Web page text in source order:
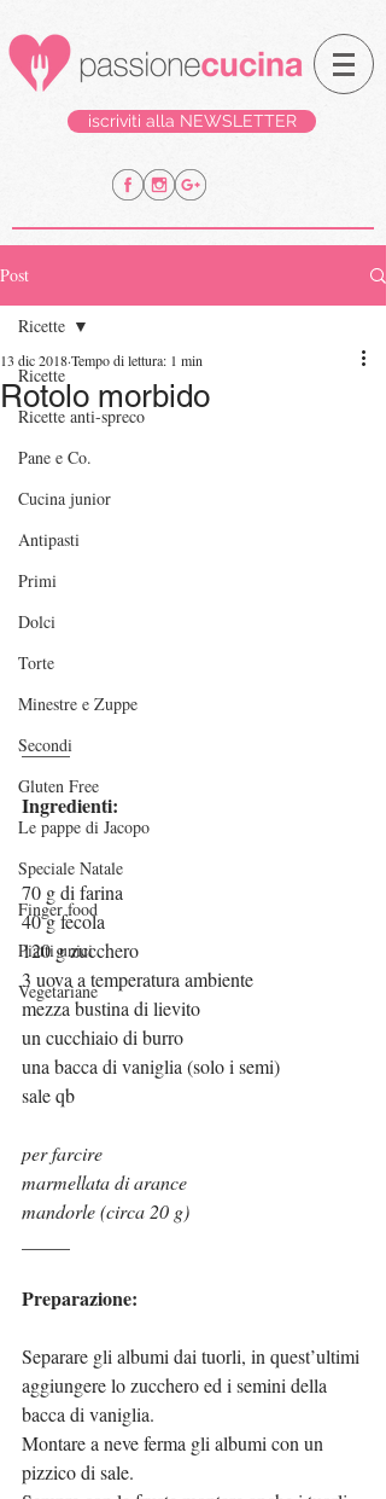
iscriviti alla NEWSLETTER
Post
Ricette
Ricette anti-spreco
Pane e Co.
Cucina junior
Antipasti
Primi
Dolci
Torte
Minestre e Zuppe
Secondi
Gluten Free
Le pappe di Jacopo
Speciale Natale
Finger food
Piatti unici
Vegetariane
Ricette
Rotolo morbido
13 dic 2018Tempo di lettura: 1 min
_____
Ingredienti:
70 g di farina
40 g fecola
120 g zucchero
3 uova a temperatura ambiente
mezza bustina di lievito
un cucchiaio di burro
una bacca di vaniglia (solo i semi)
sale qb
per farcire
marmellata di arance
mandorle (circa 20 g)
Preparazione:
Separare gli albumi dai tuorli, in quest’ultimi
aggiungere lo zucchero ed i semini della
bacca di vaniglia.
Montare a neve ferma gli albumi con un
pizzico di sale.